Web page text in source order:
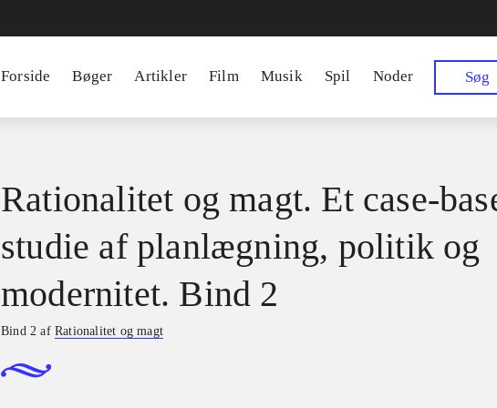
Forside Bøger Artikler Film Musik Spil Noder Søg
Rationalitet og magt. Et case-
studie af planlægning, politik og
modernitet. Bind 2
Bind 2 afRationalitet og magt